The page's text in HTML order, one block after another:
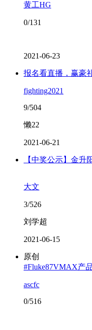
黄工HG
0/131
2021-06-23
报名看直播，赢豪
fighting2021
9/504
懒22
2021-06-21
【中奖公示】金
大文
3/526
刘学超
2021-06-15
原创
#Fluke87VMAX产
ascfc
0/516